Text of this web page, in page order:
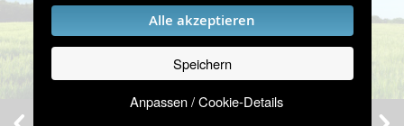
Alle akzeptieren
Speichern
Anpassen / Cookie-Details